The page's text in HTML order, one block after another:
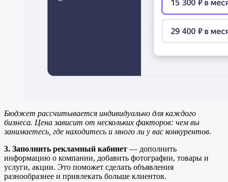
Бюджет рассчитывается индивидуально для каждого
бизнеса. Цена зависит от нескольких факторов: чем вы
занимаетесь, где находитесь и много ли у вас конкурентов.
3. Заполнить рекламный кабинет — дополнить
информацию о компании, добавить фотографии, товары и
услуги, акции. Это поможет сделать объявления
разнообразнее и привлекать больше клиентов.